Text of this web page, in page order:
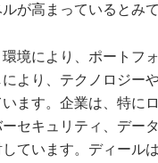
が高まっているとみて
境により、ポートフ
より、テクノロジー
ます。企業は、特に
ーセキュリティ、デー
ています。ディール